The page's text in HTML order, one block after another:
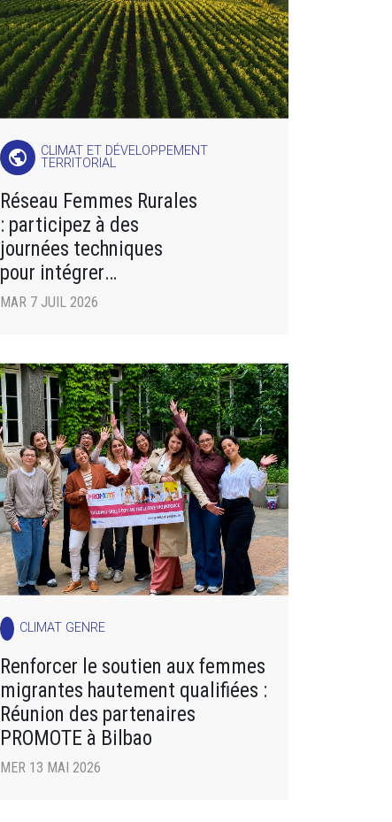
public
CLIMAT ET DÉVELOPPEMENT
TERRITORIAL
Réseau Femmes Rurales
: participez à des
journées techniques
pour intégrer
des pratiques agricoles
MAR 7 JUIL 2026
CLIMAT GENRE
Renforcer le soutien aux femmes
migrantes hautement qualifiées :
Réunion des partenaires
PROMOTE à Bilbao
MER 13 MAI 2026